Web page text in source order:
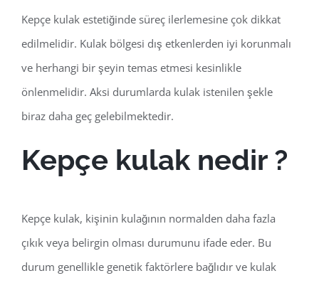
Kepçe kulak estetiğinde süreç ilerlemesine çok dikkat
edilmelidir. Kulak bölgesi dış etkenlerden iyi korunmalı
ve herhangi bir şeyin temas etmesi kesinlikle
önlenmelidir. Aksi durumlarda kulak istenilen şekle
biraz daha geç gelebilmektedir.
Kepçe kulak nedir ?
Kepçe kulak, kişinin kulağının normalden daha fazla
çıkık veya belirgin olması durumunu ifade eder. Bu
durum genellikle genetik faktörlere bağlıdır ve kulak